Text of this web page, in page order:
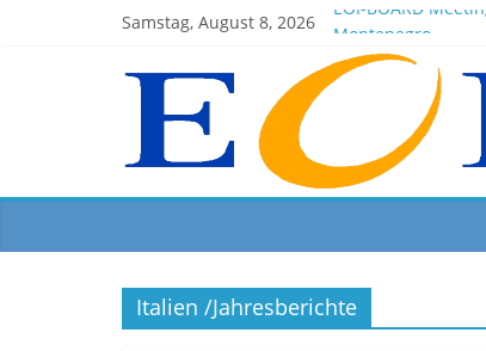
Samstag, August 8, 2026
EOI-BOARD
News for members
EOI – General
President Milkov
Italien /Jahresberichte